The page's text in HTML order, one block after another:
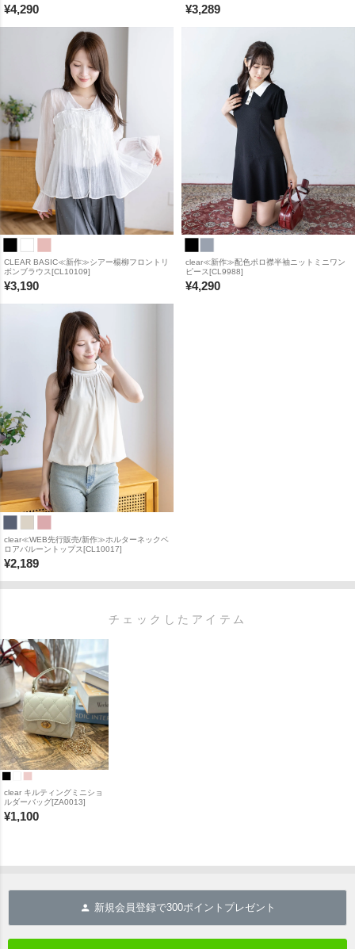
¥4,290 ¥3,289
CLEAR BASIC≪新作≫シアー楊柳フロントリ
ボンブラウス[CL10109]
¥3,190
clear≪新作≫配色ポロ襟半袖ニットミニワン
ピース[CL9988]
¥4,290
clear≪WEB先行販売/新作≫ホルターネックベ
ロアバルーントップス[CL10017]
¥2,189
チェックしたアイテム
clear キルティングミニショ
ルダーバッグ[ZA0013]
¥1,100
新規会員登録で300ポイントプレゼント